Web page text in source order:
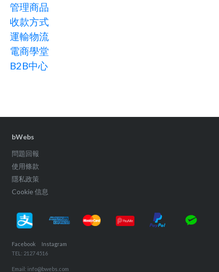
管理商品
收款方式
運輸物流
電商學堂
B2B中心
bWebs
問題回報
使用條款
隱私政策
Cookie 信息
Facebook
Instagram
TEL: 2127 4516
Email: info@bwebs.com